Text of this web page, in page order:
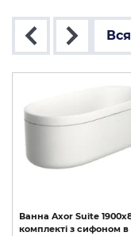
Ванна Axor Suite
комплекті з сифоном в